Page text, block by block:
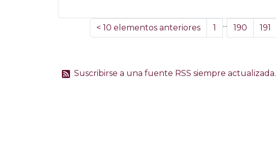
< 10 elementos anteriores 1 ... 190 191
Suscribirse a una fuente RSS siempre actualizada.